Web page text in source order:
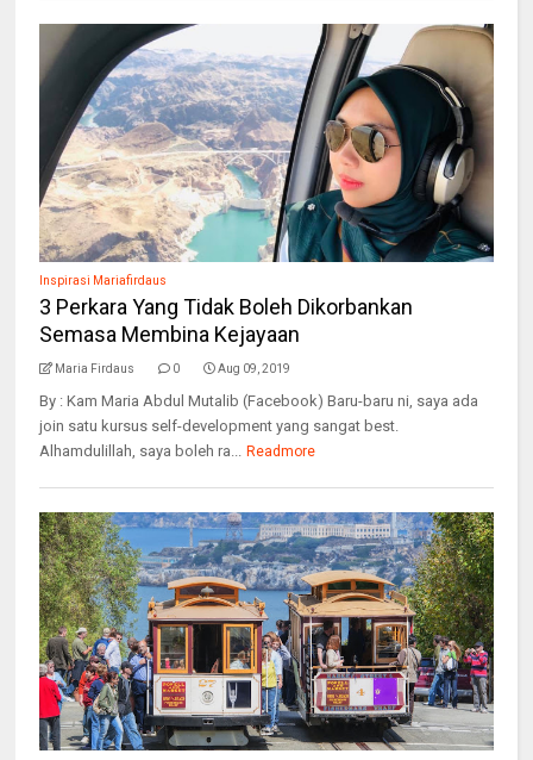
Inspirasi Mariafirdaus
3 Perkara Yang Tidak Boleh Dikorbankan
Semasa Membina Kejayaan
Maria Firdaus 0 Aug 09, 2019
By : Kam Maria Abdul Mutalib (Facebook) Baru-baru ni, saya ada
join satu kursus self-development yang sangat best.
Alhamdulillah, saya boleh ra...
Readmore